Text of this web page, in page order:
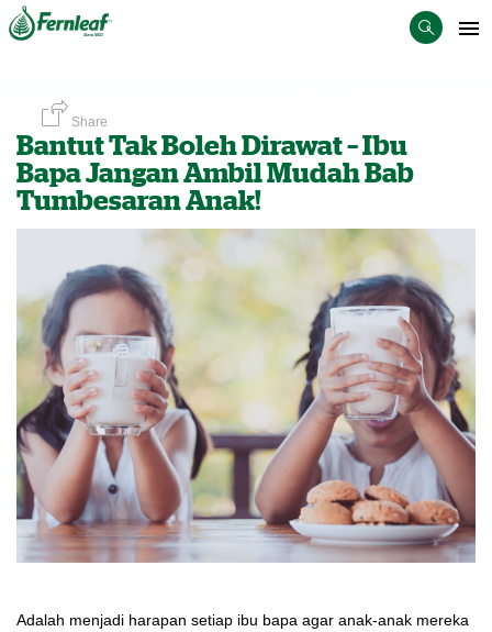
Share
Bantut Tak Boleh Dirawat – Ibu
Bapa Jangan Ambil Mudah Bab
Tumbesaran Anak!
Adalah menjadi harapan setiap ibu bapa agar anak-anak mereka